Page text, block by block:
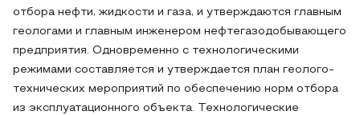
отбора нефти, жидкости и газа, и утверждаются главным
геологами и главным инженером нефтегазодобывающего
предприятия. Одновременно с технологическими
режимами составляется и утверждается план геолого-
технических мероприятий по обеспечению норм отбора
из эксплуатационного объекта. Технологические